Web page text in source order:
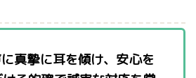
真摯に耳を傾け、安心を